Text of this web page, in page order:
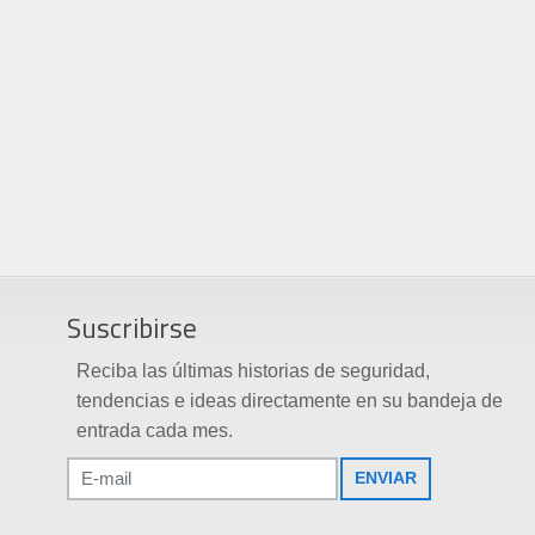
Suscribirse
Reciba las últimas historias de seguridad,
tendencias e ideas directamente en su bandeja de
entrada cada mes.
ENVIAR